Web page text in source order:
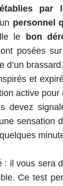
par
personnel
le
bon
posées
d’un
et
active
sensation
: il vous sera
Ce test